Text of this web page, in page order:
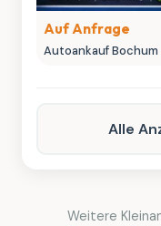
Auf Anfrage
Autoankauf
Alle
Weitere